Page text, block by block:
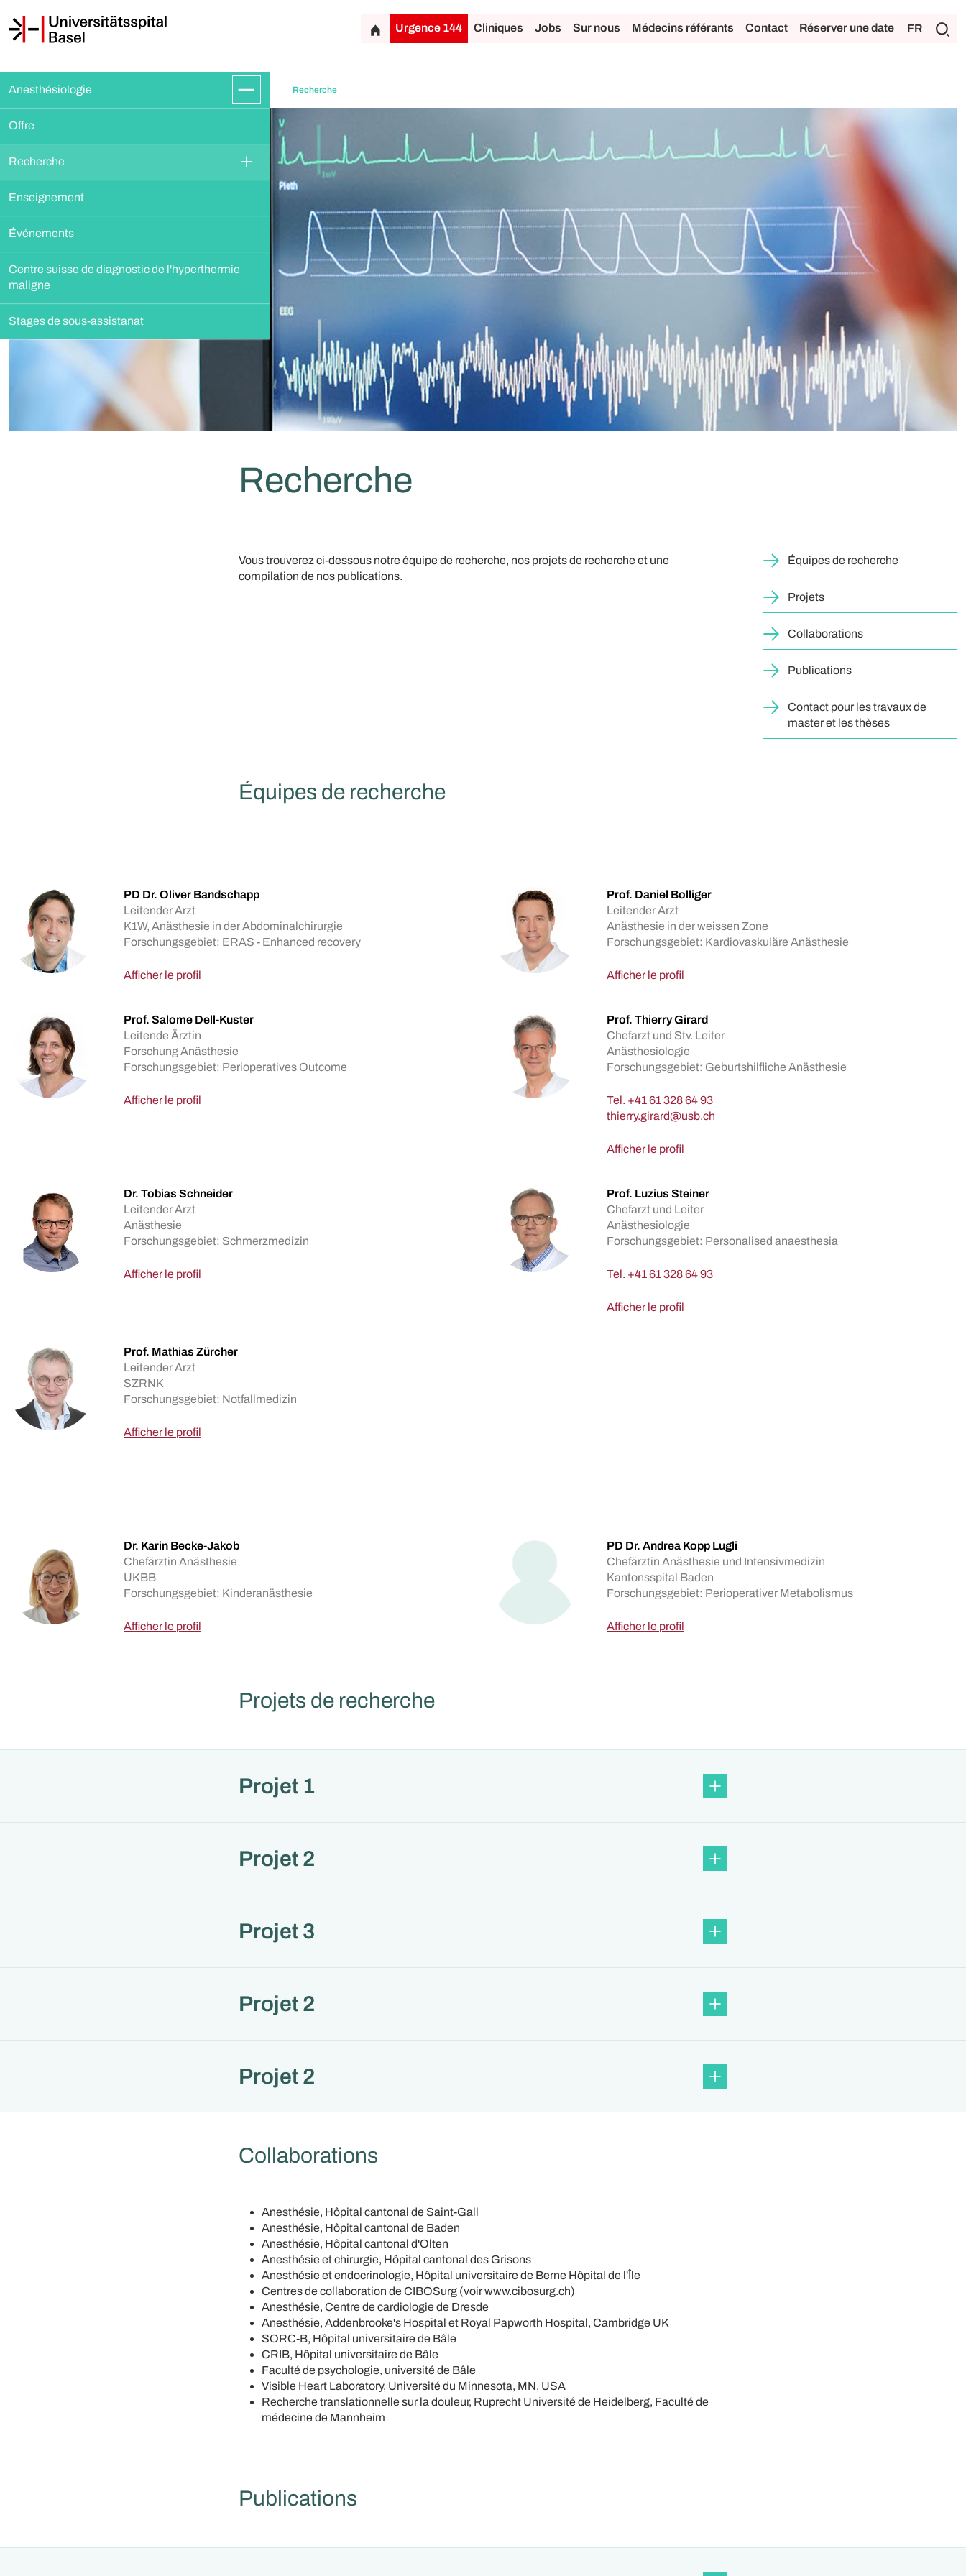
Urgence 144 Cliniques Jobs Sur nous Médecins référants Contact Réserver une date FR
Anesthésiologie
Offre
Recherche
Enseignement
Événements
Centre suisse de diagnostic de l'hyperthermie
maligne
Stages de sous-assistanat
Recherche
Recherche
Vous trouverez ci-dessous notre équipe de recherche, nos projets de recherche et une
compilation de nos publications.
Équipes de recherche
Projets
Collaborations
Publications
Contact pour les travaux de
master et les thèses
Équipes de recherche
PD Dr. Oliver Bandschapp
Leitender Arzt
K1W, Anästhesie in der Abdominalchirurgie
Forschungsgebiet: ERAS - Enhanced recovery
Afficher le profil
Prof. Daniel Bolliger
Leitender Arzt
Anästhesie in der weissen Zone
Forschungsgebiet: Kardiovaskuläre Anästhesie
Afficher le profil
Prof. Salome Dell-Kuster
Leitende Ärztin
Forschung Anästhesie
Forschungsgebiet: Perioperatives Outcome
Afficher le profil
Prof. Thierry Girard
Chefarzt und Stv. Leiter
Anästhesiologie
Forschungsgebiet: Geburtshilfliche Anästhesie
Tel. +41 61 328 64 93
Afficher le profil
Dr. Tobias Schneider
Leitender Arzt
Anästhesie
Forschungsgebiet: Schmerzmedizin
Afficher le profil
Prof. Luzius Steiner
Chefarzt und Leiter
Anästhesiologie
Forschungsgebiet: Personalised anaesthesia
Tel. +41 61 328 64 93
Afficher le profil
Prof. Mathias Zürcher
Leitender Arzt
SZRNK
Forschungsgebiet: Notfallmedizin
Afficher le profil
Dr. Karin Becke-Jakob
Chefärztin Anästhesie
UKBB
Forschungsgebiet: Kinderanästhesie
Afficher le profil
PD Dr. Andrea Kopp Lugli
Chefärztin Anästhesie und Intensivmedizin
Kantonsspital Baden
Forschungsgebiet: Perioperativer Metabolismus
Afficher le profil
Projets de recherche
Projet 1
Projet 2
Projet 3
Projet 2
Projet 2
Collaborations
Anesthésie, Hôpital cantonal de Saint-Gall
Anesthésie, Hôpital cantonal de Baden
Anesthésie, Hôpital cantonal d'Olten
Anesthésie et chirurgie, Hôpital cantonal des Grisons
Anesthésie et endocrinologie, Hôpital universitaire de Berne Hôpital de l'Île
Centres de collaboration de CIBOSurg (voir www.cibosurg.ch)
Anesthésie, Centre de cardiologie de Dresde
Anesthésie, Addenbrooke's Hospital et Royal Papworth Hospital, Cambridge UK
SORC-B, Hôpital universitaire de Bâle
CRIB, Hôpital universitaire de Bâle
Faculté de psychologie, université de Bâle
Visible Heart Laboratory, Université du Minnesota, MN, USA
Recherche translationnelle sur la douleur, Ruprecht Université de Heidelberg, Faculté de
médecine de Mannheim
Publications